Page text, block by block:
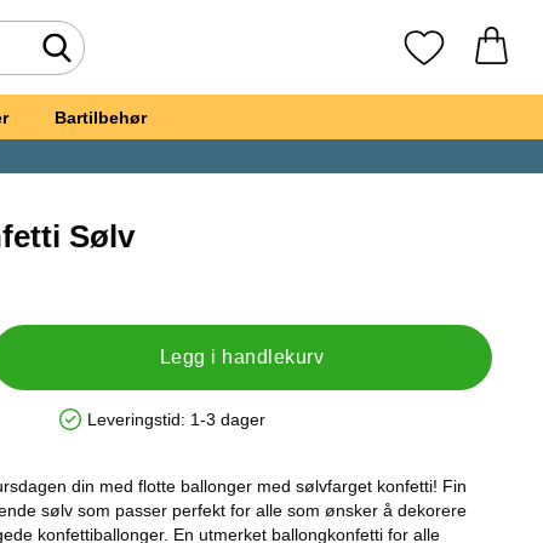
Søk Mine favoritter
Bartilbehør
Sølv
Legg i handlekurv
Produkttilgjengelighet: På lager
Leveringstid: 1-3 dager
din med flotte ballonger med sølvfarget konfetti! Fin
sølv som passer perfekt for alle som ønsker å dekorere
konfettiballonger. En utmerket ballongkonfetti for alle